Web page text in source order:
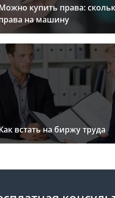
купить права:
на машину
встать на биржу труда